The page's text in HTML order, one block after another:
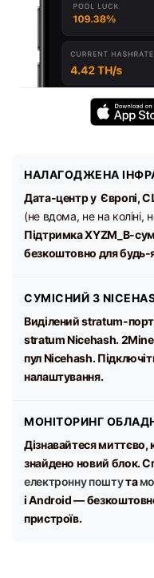
НАЛАГОДЖЕНА
Дата-центр у Європі,
(не вдома, не на коліні,
Підтримка XYZM_B-
безкоштовно для будь-
СУМІСНИЙ З
Виділений stratum-
stratum Nicehash.
пул Nicehash.
налаштування.
МОНІТОРИНГ
Дізнавайтеся
знайдено новий блок.
електронну поштута
і Android —
пристроїв.